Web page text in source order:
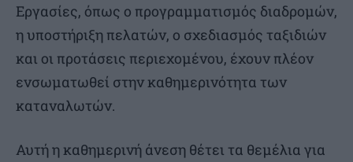
Εργασίες, όπως ο προγραμματισμός διαδρομών,
η υποστήριξη πελατών, ο σχεδιασμός ταξιδιών
και οι προτάσεις περιεχομένου, έχουν πλέον
ενσωματωθεί στην καθημερινότητα των
καταναλωτών.
Αυτή η καθημερινή άνεση θέτει τα θεμέλια για